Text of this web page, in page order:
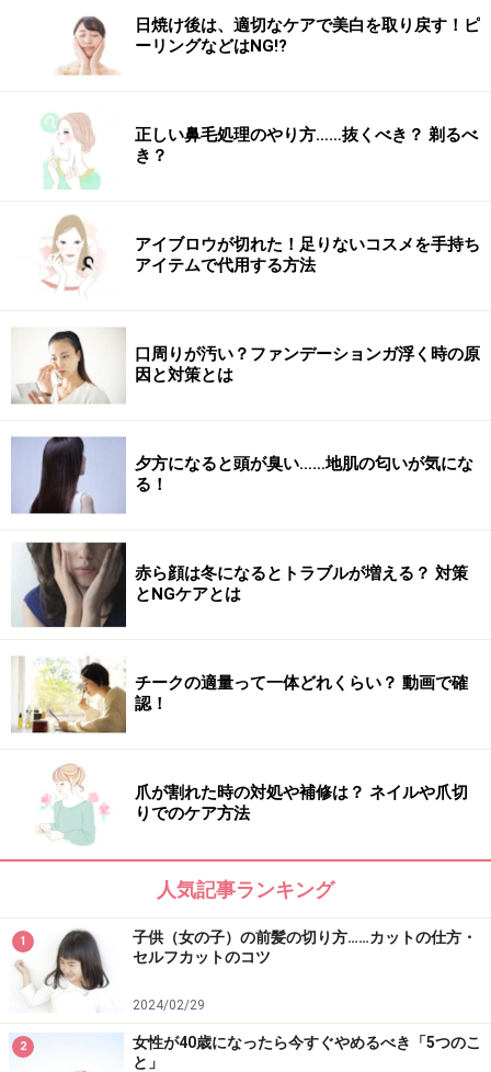
【関連記事】
ストレートアイロンの使い方！ショートヘアのおすすめ
コームで華やか！ショートヘア・アシンメトリー×耳かけ
簡単アレンジ
大人に似合う小顔効果ありショートヘア！簡単ナチュラ
ルヘアスタイル
ショートヘアのアレンジ編み込み！自分で簡単にできる
ショートヘアの簡単カチューシャアレンジ……結婚式にも
おすすめ！
※記事内容は執筆時点のものです。最新の内容をご確認くださ
い。
【編集部おすすめの購入サイト】
Amazonで人気のヘアケア用品をチェック！
楽天市場で人気のヘアケア用品をチェック！
日焼け後は、適切なケアで美白を取り戻す！ピ
ーリングなどはNG!?
正しい鼻毛処理のやり方……抜くべき？ 剃るべ
き？
アイブロウが切れた！足りないコスメを手持ち
アイテムで代用する方法
口周りが汚い？ファンデーションガ浮く時の原
因と対策とは
夕方になると頭が臭い……地肌の匂いが気にな
る！
赤ら顔は冬になるとトラブルが増える？ 対策
とNGケアとは
チークの適量って一体どれくらい？ 動画で確
認！
爪が割れた時の対処や補修は？ ネイルや爪切
りでのケア方法
人気記事ランキング
1
子供（女の子）の前髪の切り方……カットの仕方・
セルフカットのコツ
2024/02/29
2
女性が40歳になったら今すぐやめるべき「5つのこ
と」